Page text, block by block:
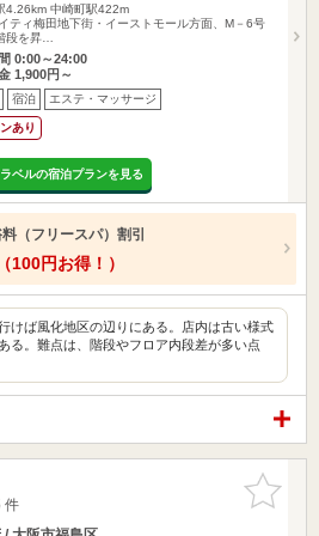
4.26km 中崎町駅422m
ティ梅田地下街・イーストモール方面、M－6号
段を昇…
0:00～24:00
1,900円～
宿泊 エステ・マッサージ
あり
ベルの宿泊プランを見る
（フリースパ）割引
100円お得！）
けば風化地区の辺りにある。店内は古い様式
る。難点は、階段やフロア内段差が多い点
お気に入
りに追加
件